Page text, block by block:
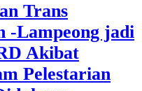
Trans
-Lampeong jadi
Akibat
Pelestarian